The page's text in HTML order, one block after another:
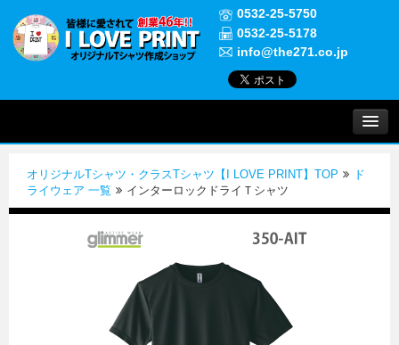
0532-25-5750
0532-25-5178
info@the271.co.jp
実績紹介
よくある質問
オリジナルTシャツ・クラスTシャツ【I LOVE PRINT】TOP
ド
ライウェア 一覧
インターロックドライＴシャツ